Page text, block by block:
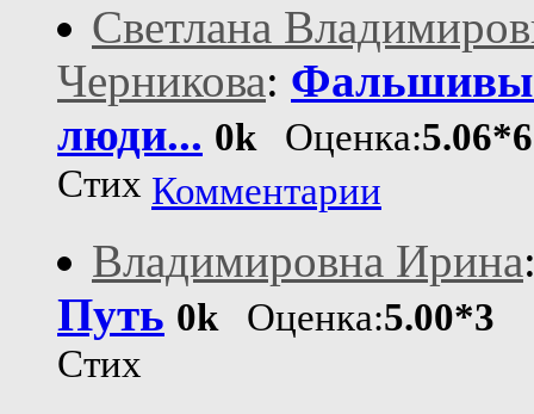
Светлана
Черникова:
люди... 0kОценка:5.06*6
Стих Комментарии
Владимировна Ирина
Путь 0kОценка:5.00*3
Стих